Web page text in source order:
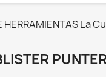
HERRAMIENTAS La